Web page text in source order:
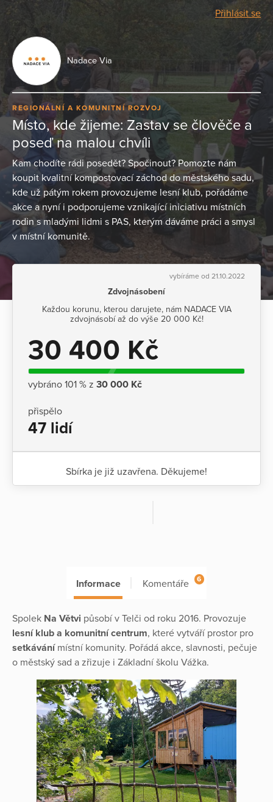
Přihlásit se
Nadace Via
REGIONÁLNÍ A KOMUNITNÍ ROZVOJ
Místo, kde žijeme: Zastav se člověče a
poseď na malou chvíli
Kam chodíte rádi posedět? Spočinout? Pomozte nám
koupit kvalitní kompostovací záchod do městského sadu,
kde už pátým rokem provozujeme lesní klub, pořádáme
akce a nyní i podporujeme vznikající iniciativu místních
rodin s mladými lidmi s PAS, kterým dáváme práci a smysl
v místní komunitě.
vybíráme od 21.10.2022
Zdvojnásobení
Každou korunu, kterou darujete, nám NADACE VIA
zdvojnásobí až do výše 20 000 Kč!
30 400 Kč
vybráno 101 % z 30 000 Kč
přispělo
47 lidí
Sbírka je již uzavřena. Děkujeme!
Informace Komentáře 6
Spolek Na Větvi působí v Telči od roku 2016. Provozuje
lesní klub a komunitní centrum, které vytváří prostor pro
setkávání místní komunity. Pořádá akce, slavnosti, pečuje
o městský sad a zřizuje i Základní školu Vážka.